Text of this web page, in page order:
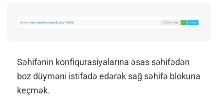
Səhifənin konfiqurasiyalarına əsas səhifədən
boz düyməni istifadə edərək sağ səhifə blokuna
keçmək.